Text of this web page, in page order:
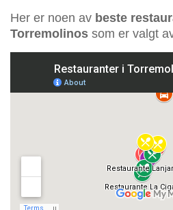
Her er noen av beste
Torremolinos som er valgt